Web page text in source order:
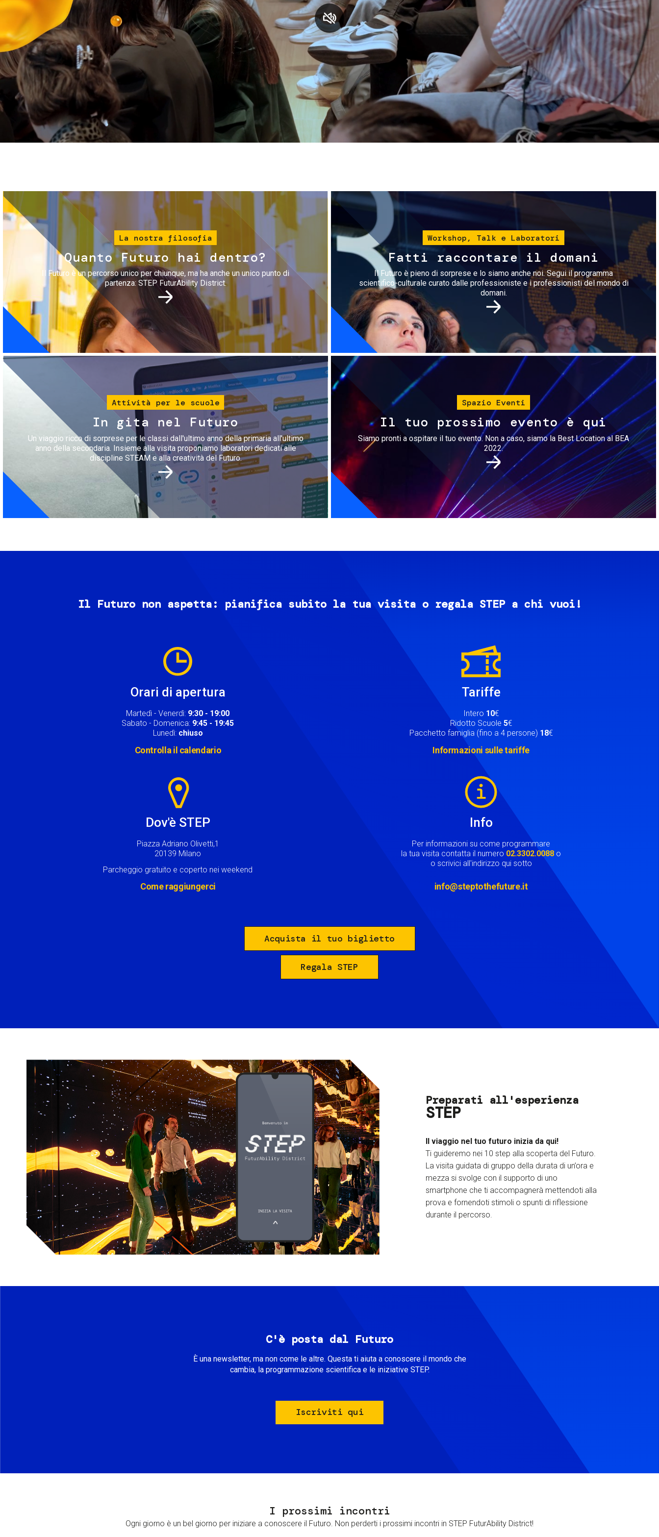
Servizi e accessibilità
Contatti
Biglietti
Immagine
La nostra filosofia
Quanto Futuro hai dentro?
Il Futuro è un percorso unico per chiunque, ma ha anche un unico punto di
partenza: STEP FuturAbility District.
Immagine
Workshop, Talk e Laboratori
Fatti raccontare il domani
Il Futuro è pieno di sorprese e lo siamo anche noi. Segui il programma
scientifico-culturale curato dalle professioniste e i professionisti del mondo di
domani.
Immagine
Attività per le scuole
In gita nel Futuro
Un viaggio ricco di sorprese per le classi dall'ultimo anno della primaria all'ultimo
anno della secondaria. Insieme alla visita proponiamo laboratori dedicati alle
discipline STEAM e alla creatività del Futuro.
Immagine
Spazio Eventi
Il tuo prossimo evento è qui
Siamo pronti a ospitare il tuo evento. Non a caso, siamo la Best Location al BEA
2022.
Il Futuro non aspetta: pianifica subito la tua visita o regala STEP a chi vuoi!
Orari di apertura
Martedì - Venerdì: 9:30 - 19:00
Sabato - Domenica: 9:45 - 19:45
Lunedì: chiuso
Controlla il calendario
Tariffe
Intero 10€
Ridotto Scuole 5€
Pacchetto famiglia (fino a 4 persone) 18€
Informazioni sulle tariffe
Dov'è STEP
Piazza Adriano Olivetti,1
20139 Milano
Parcheggio gratuito e coperto nei weekend
Come raggiungerci
Info
Per informazioni su come programmare
la tua visita contatta il numero 02.3302.0088 o
o scrivici all'indirizzo qui sotto
info@steptothefuture.it
Acquista il tuo biglietto
Regala STEP
Preparati all'esperienza
STEP
Il viaggio nel tuo futuro inizia da qui!
Ti guideremo nei 10 step alla scoperta del Futuro.
La visita guidata di gruppo della durata di un’ora e
mezza si svolge con il supporto di uno
smartphone che ti accompagnerà mettendoti alla
prova e fornendoti stimoli o spunti di riflessione
durante il percorso.
C'è posta dal Futuro
È una newsletter, ma non come le altre. Questa ti aiuta a conoscere il mondo che
cambia, la programmazione scientifica e le iniziative STEP.
Iscriviti qui
I prossimi incontri
Ogni giorno è un bel giorno per iniziare a conoscere il Futuro. Non perderti i prossimi incontri in STEP FuturAbility District!